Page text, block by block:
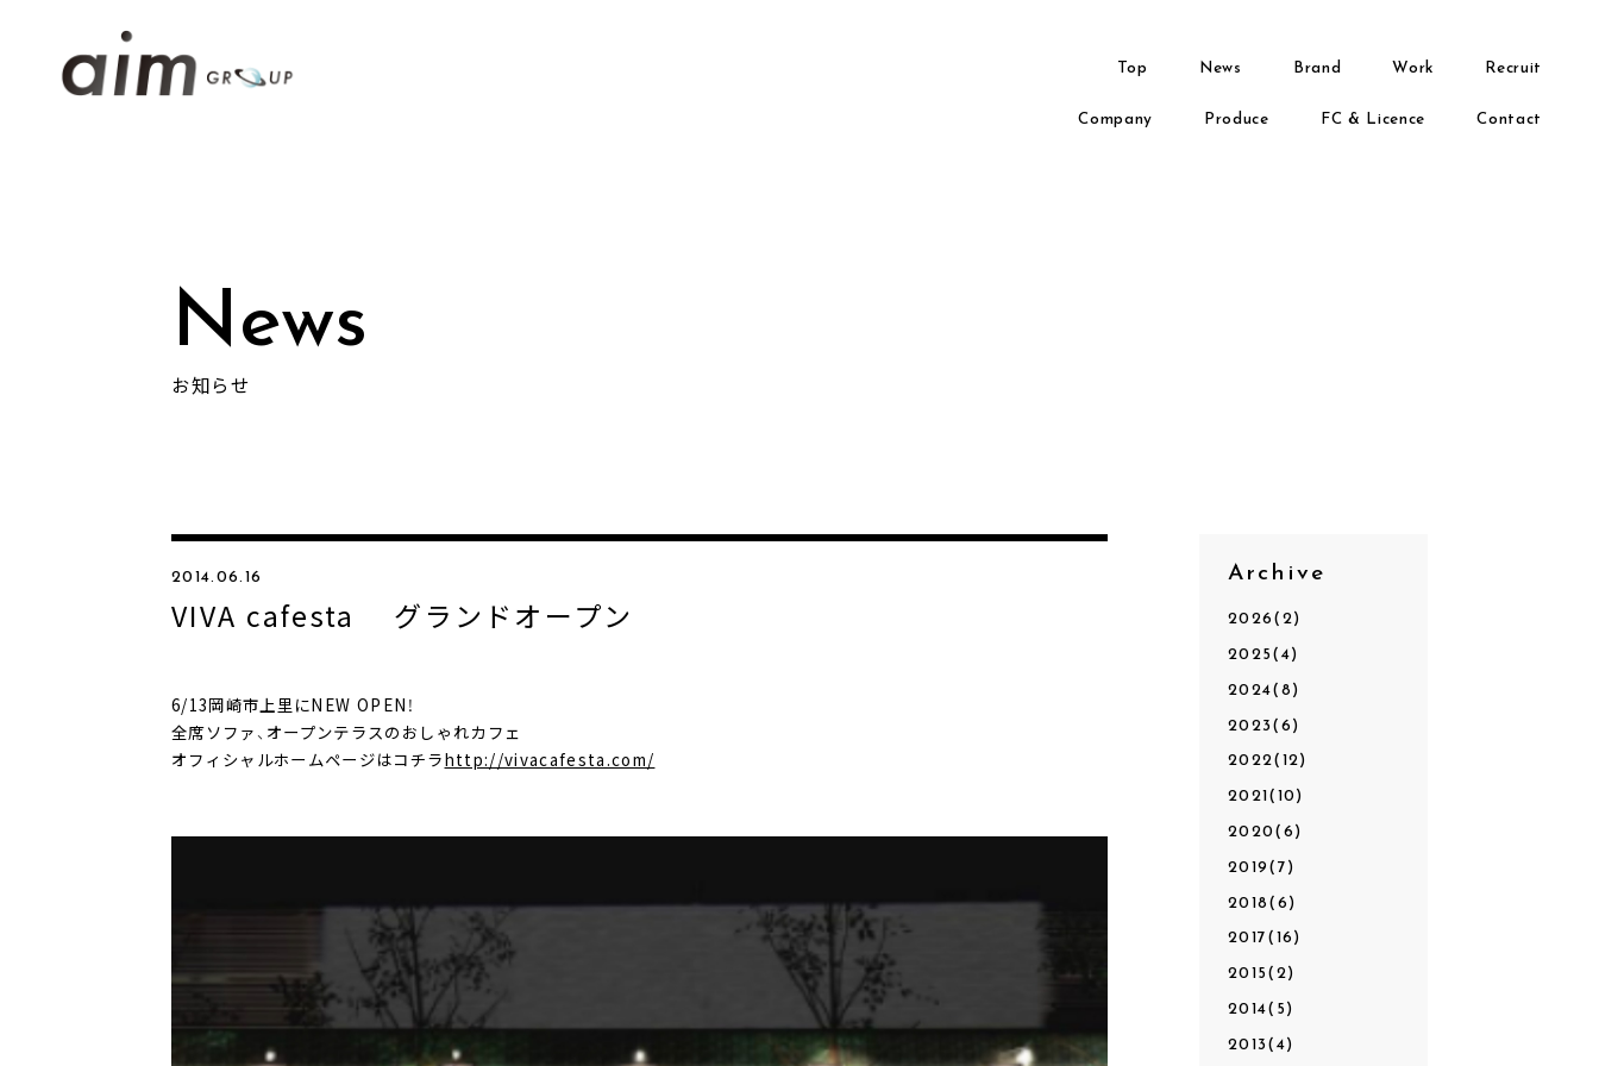
Top News Brand Work Recruit
Company Produce FC & Licence Contact
News
お知らせ
2014.06.16
VIVA cafesta グランドオープン
6/13岡崎市上里にNEW OPEN！
全席ソファ、オープンテラスのおしゃれカフェ
オフィシャルホームページはコチラhttp://vivacafesta.com/
Archive
2026(2)
2025(4)
2024(8)
2023(6)
2022(12)
2021(10)
2020(6)
2019(7)
2018(6)
2017(16)
2015(2)
2014(5)
2013(4)